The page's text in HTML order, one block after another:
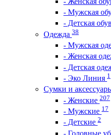
- Мужская
- Детская
Одежда 38
- Мужская
- Женская
- Детская
- Эко Линия 1
Сумки и
- Женские 207
- Мужские 17
- Детские 2
- Головные